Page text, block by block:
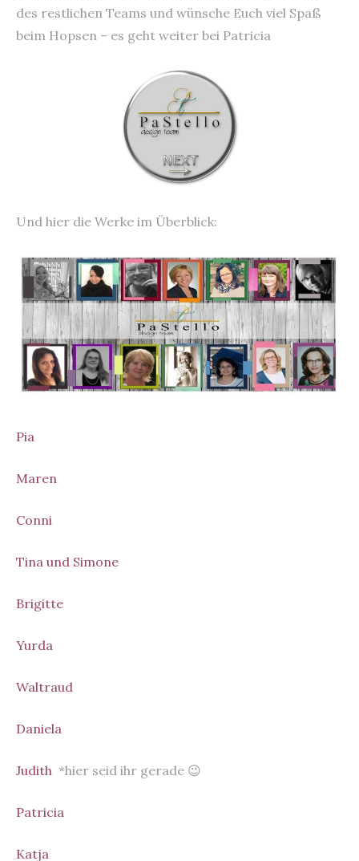
des restlichen Teams und wünsche Euch viel Spaß
beim Hopsen – es geht weiter bei Patricia
Und hier die Werke im Überblick:
Pia
Maren
Conni
Tina und Simone
Brigitte
Yurda
Waltraud
Daniela
Judith *hier seid ihr gerade 😉
Patricia
Katja